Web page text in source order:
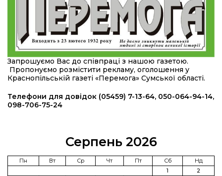
23 лип
Командир гармати Руслан Козирін: «Змінити
підрозділ чи бригаду – навіть думки не було»
20:36
22 лип
Нова кав’ярня в Сумах: як родина військового
з Краснопілля відкрила «Лев каву» за грантові
кошти (ВІДЕО)
14:37
21 лип
Захищав кордон до останнього подиху:
пам’яті полеглого прикордонника Олександра
Від штанги до «крил»: як спорт і характер
колишнього паверліфтера гартують перемогу
Запрошуємо Вас до співпраці з нашою газетою.
Пропонуємо розмістити рекламу, оголошення у
Краснопільській газеті «Перемога» Сумської області.
Телефони для довідок (05459) 7-13-64, 050-064-94-14,
098-706-75-24
Серпень 2026
Пн Вт Ср Чт Пт Сб
Нд
1
2